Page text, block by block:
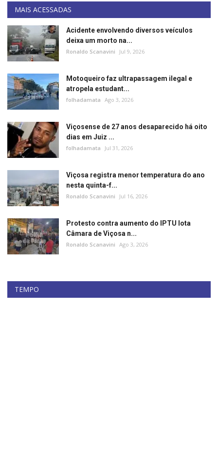
MAIS ACESSADAS
Acidente envolvendo diversos veículos
deixa um morto na...
Ronaldo Scanavini Jul 9, 2026
Motoqueiro faz ultrapassagem ilegal e
atropela estudant...
folhadamata Ago 3, 2026
Viçosense de 27 anos desaparecido há oito
dias em Juiz ...
folhadamata Jul 31, 2026
Viçosa registra menor temperatura do ano
nesta quinta-f...
Ronaldo Scanavini Jul 16, 2026
Protesto contra aumento do IPTU lota
Câmara de Viçosa n...
Ronaldo Scanavini Ago 3, 2026
TEMPO